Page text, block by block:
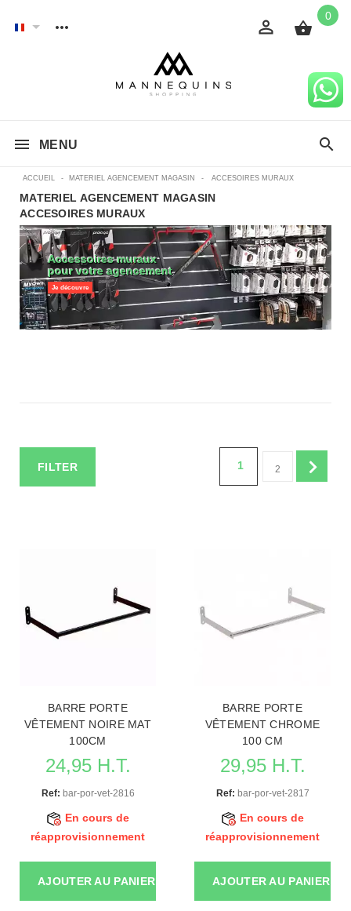
0
MENU
ACCUEIL - MATERIEL AGENCEMENT MAGASIN - ACCESOIRES MURAUX
MATERIEL AGENCEMENT MAGASIN
ACCESOIRES MURAUX
Accessoires muraux
pour votre agencement
Je découvre
FILTER 1 2
BARRE PORTE
VÊTEMENT NOIRE MAT
100CM
24,95 H.T.
Ref: bar-por-vet-2816
En cours de
réapprovisionnement
AJOUTER AU PANIER
BARRE PORTE
VÊTEMENT CHROME
100 CM
29,95 H.T.
Ref: bar-por-vet-2817
En cours de
réapprovisionnement
AJOUTER AU PANIER